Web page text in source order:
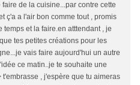
de la cuisine...par contre cette
ç'a a l'air bon comme tout , promis
et la faire.en atttendant , je
tes petites créations pour les
vais faire aujourd'hui un autre
ce matin..je te souhaite une
, j'espère que tu aimeras